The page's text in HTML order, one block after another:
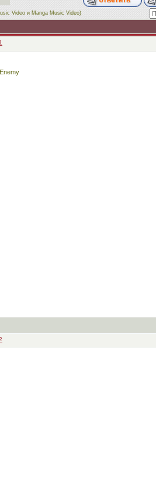
Video и Manga Music Video)